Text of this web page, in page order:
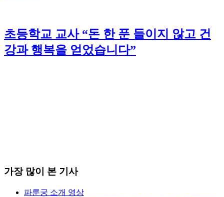
초등학교 교사 “돈 한 푼 들이지 않고 건
강과 행복을 얻었습니다”
가장 많이 본 기사
파룬궁 소개 영상